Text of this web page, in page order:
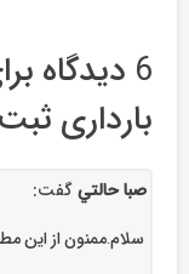
6 دیدگاه برای
بارداری
صبا حالتيگفت:
سلام.ممنون از اين